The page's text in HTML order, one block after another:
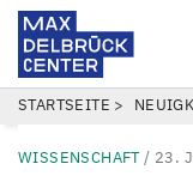
Direkt
Inhalt
Center
PFADNAVIGATION
STARTSEITE
WISSENSCHAFT/ 23.